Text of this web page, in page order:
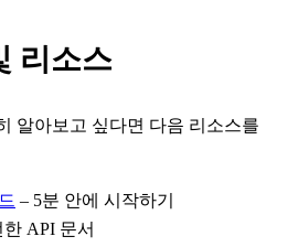
리소스
알아보고 싶다면 다음 리소스를
– 5분 안에 시작하기
한 API 문서